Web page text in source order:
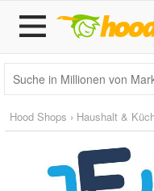
Hood Shops › Haushalt &